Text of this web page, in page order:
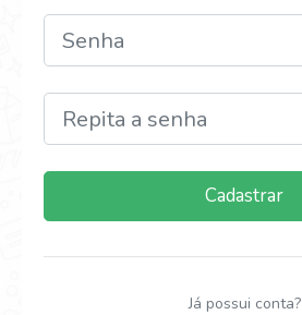
Cadastrar
Já possui conta?